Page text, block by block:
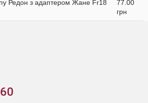
Редон з адаптером Жане Fr18
77.00
грн